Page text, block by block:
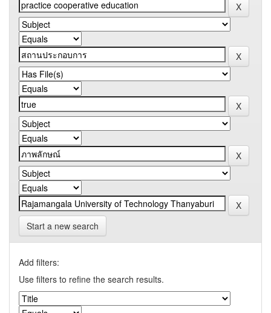
Start a new search
Add filters:
Use filters to refine the search results.